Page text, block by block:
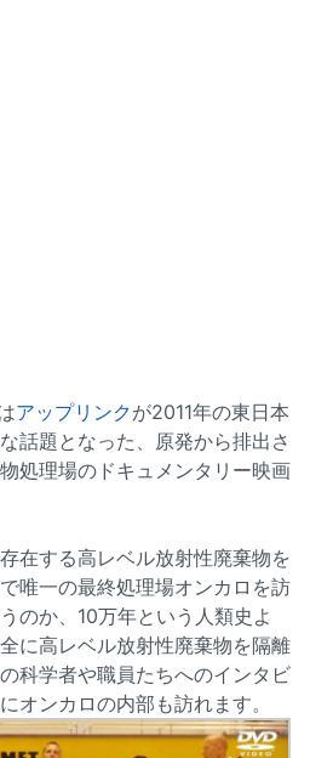
アップリンクが2011年の東日本
話題となった、原発から排出さ
処理場のドキュメンタリー映画
在する高レベル放射性廃棄物を
唯一の最終処理場オンカロを訪
のか、10万年という人類史よ
に高レベル放射性廃棄物を隔離
科学者や職員たちへのインタビ
オンカロの内部も訪れます。